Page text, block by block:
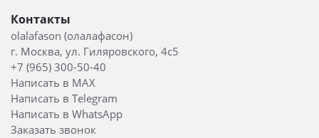
Контакты
olalafason (олалафасон)
г. Москва, ул. Гиляровского, 4с5
+7 (965) 300-50-40
Написать в MAX
Написать в Telegram
Написать в WhatsApp
Заказать звонок